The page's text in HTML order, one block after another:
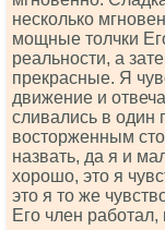
несколько
мощные толчки
реальности, а
прекрасные. Я
движение и
сливались в один
восторженным
назвать, да я и
хорошо, это я
это я то же
Его член